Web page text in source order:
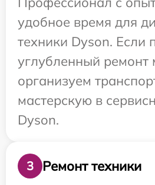
удобное время для
техники Dyson. Если
углубленный ремонт
организуем
мастерскую в
Dyson.
3
Ремонт техники